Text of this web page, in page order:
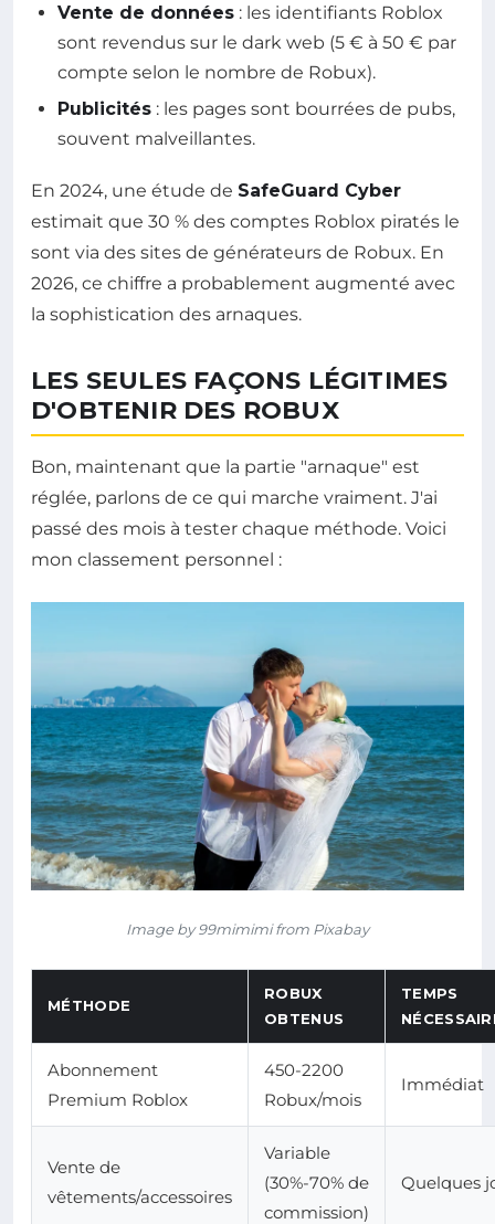
Vente de données : les identifiants Roblox
sont revendus sur le dark web (5 € à 50 € par
compte selon le nombre de Robux).
Publicités : les pages sont bourrées de pubs,
souvent malveillantes.
En 2024, une étude de SafeGuard Cyber
estimait que 30 % des comptes Roblox piratés le
sont via des sites de générateurs de Robux. En
2026, ce chiffre a probablement augmenté avec
la sophistication des arnaques.
LES SEULES FAÇONS LÉGITIMES
D'OBTENIR DES ROBUX
Bon, maintenant que la partie "arnaque" est
réglée, parlons de ce qui marche vraiment. J'ai
passé des mois à tester chaque méthode. Voici
mon classement personnel :
Image by 99mimimi from Pixabay
MÉTHODE
ROBUX
OBTENUS
TEMPS
Abonnement
Premium Roblox
450-2200
Robux/mois
Immédiat
Vente de
vêtements/accessoires
Variable
(30%-70% de
commission)
Quelques